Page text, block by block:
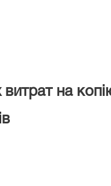
витрат на